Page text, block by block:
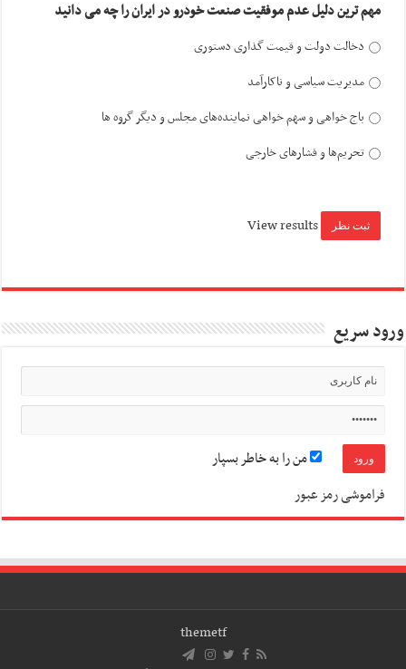
مهم ترین دلیل عدم موفقیت صنعت خودرو در ایران را چه می دانید
دخالت دولت و قیمت گذاری دستوری
مدیریت سیاسی و ناکارآمد
باج خواهی و سهم خواهی نماینده‌های مجلس و دیگر گروه ها
تحریم‌ها و فشارهای خارجی
View results
ورود سریع
من را به خاطر بسپار
فراموشی رمز عبور
themetf